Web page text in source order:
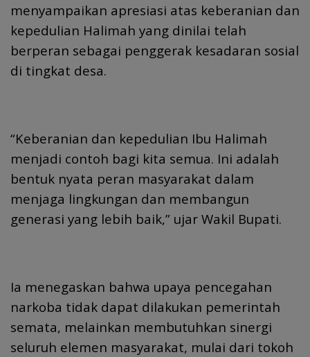
menyampaikan apresiasi atas keberanian dan
kepedulian Halimah yang dinilai telah
berperan sebagai penggerak kesadaran sosial
di tingkat desa.
“Keberanian dan kepedulian Ibu Halimah
menjadi contoh bagi kita semua. Ini adalah
bentuk nyata peran masyarakat dalam
menjaga lingkungan dan membangun
generasi yang lebih baik,” ujar Wakil Bupati.
Ia menegaskan bahwa upaya pencegahan
narkoba tidak dapat dilakukan pemerintah
semata, melainkan membutuhkan sinergi
seluruh elemen masyarakat, mulai dari tokoh